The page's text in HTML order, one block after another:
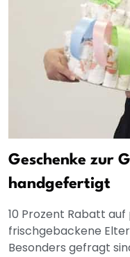
Geschenke zur
handgefertigt
10 Prozent Rabatt
frischgebackene
Besonders gefragt